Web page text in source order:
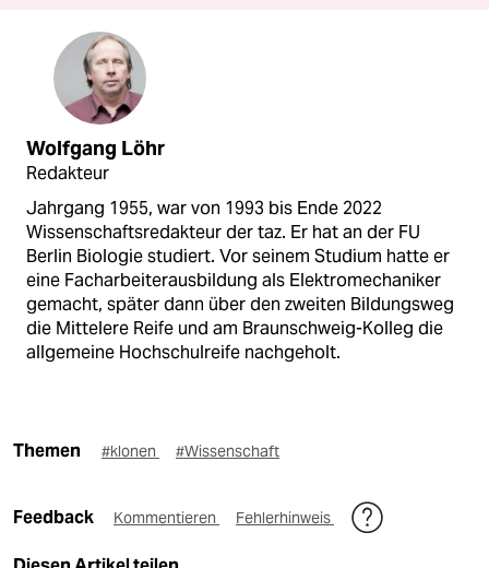
Wolfgang Löhr
Redakteur
Jahrgang 1955, war von 1993 bis Ende 2022
Wissenschaftsredakteur der taz. Er hat an der FU
Berlin Biologie studiert. Vor seinem Studium hatte er
eine Facharbeiterausbildung als Elektromechaniker
gemacht, später dann über den zweiten Bildungsweg
die Mittelere Reife und am Braunschweig-Kolleg die
allgemeine Hochschulreife nachgeholt.
Themen #klonen #Wissenschaft
Feedback Kommentieren Fehlerhinweis